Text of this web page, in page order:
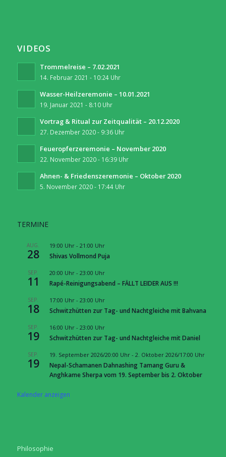
VIDEOS
Trommelreise – 7.02.2021
14. Februar 2021 - 10:24 Uhr
Wasser-Heilzeremonie – 10.01.2021
19. Januar 2021 - 8:10 Uhr
Vortrag & Ritual zur Zeitqualität – 20.12.2020
27. Dezember 2020 - 9:36 Uhr
Feueropferzeremonie – November 2020
22. November 2020 - 16:39 Uhr
Ahnen- & Friedenszeremonie – Oktober 2020
5. November 2020 - 17:44 Uhr
TERMINE
AUG.
28
19:00 Uhr- 21:00 Uhr
Shivas Vollmond Puja
SEP.
11
20:00 Uhr- 23:00 Uhr
Rapé-Reinigungsabend – FÄLLT LEIDER AUS !!!
SEP.
18
17:00 Uhr- 23:00 Uhr
Schwitzhütten zur Tag- und Nachtgleiche mit Bahvana
SEP.
19
16:00 Uhr- 23:00 Uhr
Schwitzhütten zur Tag- und Nachtgleiche mit Daniel
SEP.
19
19. September 2026/20:00 Uhr- 2. Oktober 2026/17:00 Uhr
Nepal-Schamanen Dahnashing Tamang Guru &
Anghkame Sherpa vom 19. September bis 2. Oktober
Kalender anzeigen
Philosophie